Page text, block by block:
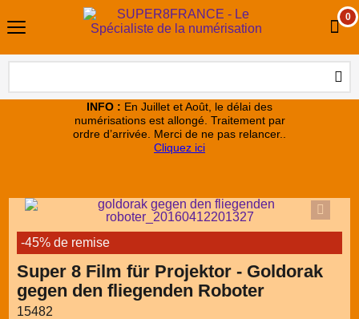
0
INFO : En Juillet et Août, le délai des
numérisations est allongé. Traitement par
ordre d’arrivée. Merci de ne pas relancer..
Cliquez ici
-45% de remise
Super 8 Film für Projektor - Goldorak
gegen den fliegenden Roboter
15482